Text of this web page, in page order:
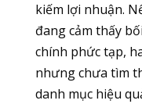
kiếm lợi nhuận.
đang cảm thấy
chính phức tạp,
nhưng chưa tìm
danh mục hiệu